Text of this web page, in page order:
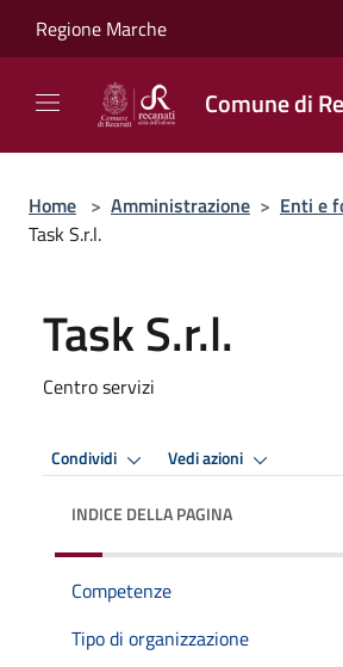
Regione Marche
Comune di
Home > Amministrazione > Enti e
Task S.r.l.
Task S.r.l.
Centro servizi
Condividi Vedi azioni
INDICE DELLA PAGINA
Competenze
Tipo di organizzazione